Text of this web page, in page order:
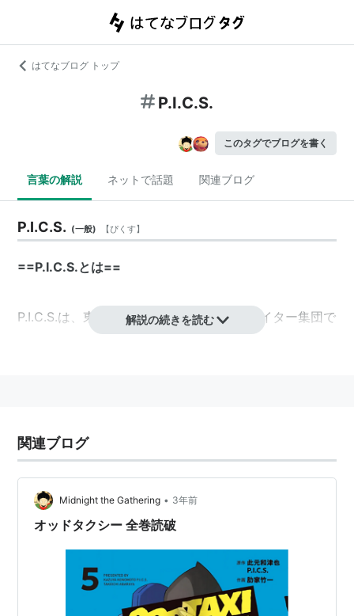
はてなブログ トップ
P.I.C.S.
このタグでブログを書く
言葉の解説 ネットで話題 関連ブログ
P.I.C.S. (一般) 【ぴくす】
==P.I.C.S.とは==
P.I.C.S.は、東京都港区に本社を置くクリエイター集団で
あり、映像制作会社である。
CM出身のプロデューサー陣と制作部を加え、プロダク
ション機能を兼ね備えたクリエイター集団として、
CM・MusicVideo・web・オンエアープロモーション、
企業C.I、SHORT FILM、映画(隣人13号等）、
オリジナルコンテンツ、(スチーム係長
昭和ダイナマイト、兼本さん宅)制作等を中心に活動し
解説の続きを読む
関連ブログ
Midnight the Gathering • 3年前
オッドタクシー 全巻読破